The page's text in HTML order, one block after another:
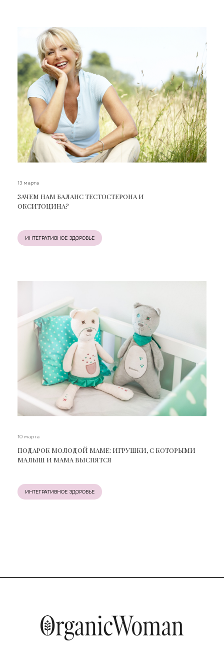
13 марта
ЗАЧЕМ НАМ БАЛАНС ТЕСТОСТЕРОНА И
ОКСИТОЦИНА?
ИНТЕГРАТИВНОЕ ЗДОРОВЬЕ
10 марта
ПОДАРОК МОЛОДОЙ МАМЕ: ИГРУШКИ, С КОТОРЫМИ
МАЛЫШ И МАМА ВЫСПЯТСЯ
ИНТЕГРАТИВНОЕ ЗДОРОВЬЕ